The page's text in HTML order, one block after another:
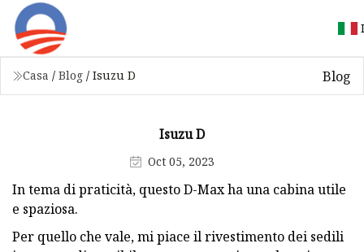
Casa / Blog / Isuzu D Blog
Isuzu D
Oct 05, 2023
In tema di praticità, questo D-Max ha una cabina utile
e spaziosa.
Per quello che vale, mi piace il rivestimento dei sedili